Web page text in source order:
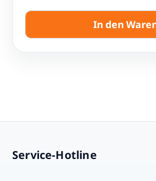
In den
Service-Hotline